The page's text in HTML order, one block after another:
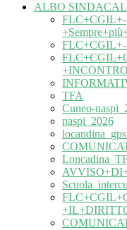
ALBO
FLC+CGIL+-
FLC+CGIL+-
TFA
Cuneo-
naspi_2026